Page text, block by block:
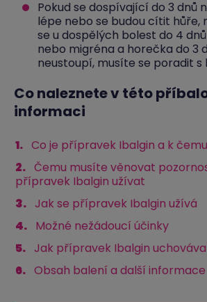
Pokud se dospívající do 3 dnů
lépe nebo se budou cítit hůře,
se u dospělých bolest do 4
nebo migréna a horečka do 3
neustoupí, musíte se poradit s
Co naleznete v této
informaci
Co je přípravek Ibalgin a k
Čemu musíte věnovat
přípravek Ibalgin užívat
Jak se přípravek Ibalgin užívá
Možné nežádoucí účinky
Jak přípravek Ibalgin
Obsah balení a další informace